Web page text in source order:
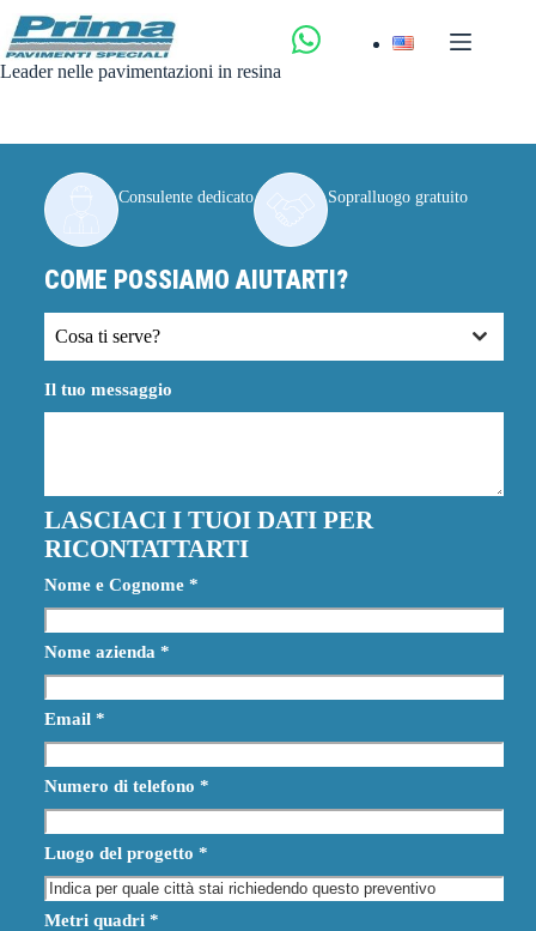
contenuto
Leader nelle pavimentazioni in resina
Consulente dedicato Sopralluogo gratuito
COME POSSIAMO AIUTARTI?
Cosa ti serve?
Il tuo messaggio
LASCIACI I TUOI DATI PER
RICONTATTARTI
Nome e Cognome *
Nome azienda *
Email *
Numero di telefono *
Luogo del progetto *
Metri quadri *